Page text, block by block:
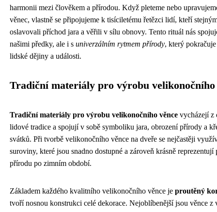
harmonii mezi člověkem a přírodou. Když pleteme nebo
věnec, vlastně se připojujeme k tisíciletému řetězci lidí, kteří
oslavovali příchod jara a věřili v sílu obnovy. Tento rituál nás
našimi předky, ale i s univerzálním rytmem přírody, který
lidské dějiny a události.
Tradiční materiály pro výrobu velikonočního
Tradiční materiály pro výrobu velikonočního věnce vycházejí z
lidové tradice a spojují v sobě symboliku jara, obrození přírody a
svátků. Při tvorbě velikonočního věnce na dveře se nejčastěji
suroviny, které jsou snadno dostupné a zároveň krásně reprezentují
přírodu po zimním období.
Základem každého kvalitního velikonočního věnce je proutěný
tvoří nosnou konstrukci celé dekorace. Nejoblíbenější jsou věnce z